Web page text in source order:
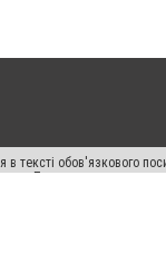
тексті обов'язкового
Порушення